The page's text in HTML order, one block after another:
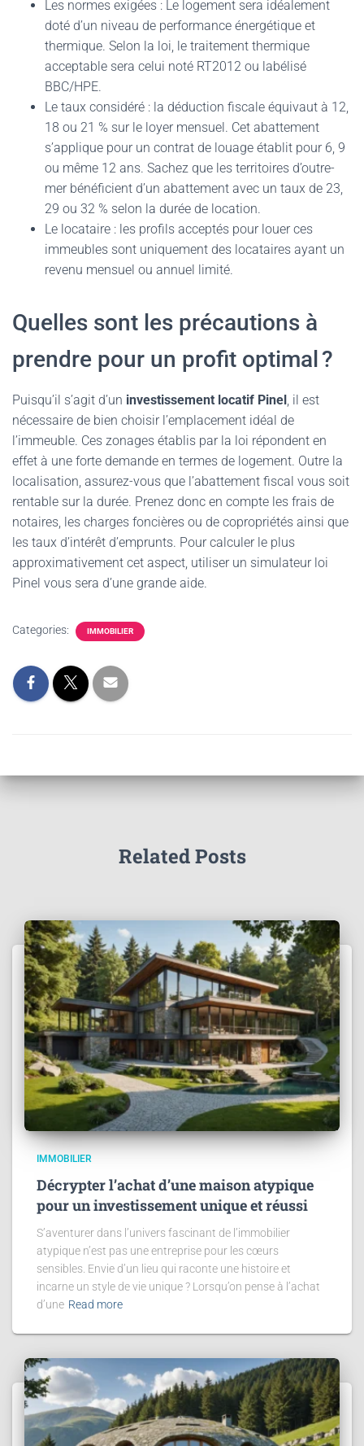
Les normes exigées : Le logement sera idéalement
doté d’un niveau de performance énergétique et
thermique. Selon la loi, le traitement thermique
acceptable sera celui noté RT2012 ou labélisé
BBC/HPE.
Le taux considéré : la déduction fiscale équivaut à 12,
18 ou 21 % sur le loyer mensuel. Cet abattement
s’applique pour un contrat de louage établit pour 6, 9
ou même 12 ans. Sachez que les territoires d’outre-
mer bénéficient d’un abattement avec un taux de 23,
29 ou 32 % selon la durée de location.
Le locataire : les profils acceptés pour louer ces
immeubles sont uniquement des locataires ayant un
revenu mensuel ou annuel limité.
Quelles sont les précautions à
prendre pour un profit optimal ?
Puisqu’il s’agit d’un investissement locatif Pinel, il est
nécessaire de bien choisir l’emplacement idéal de
l’immeuble. Ces zonages établis par la loi répondent en
effet à une forte demande en termes de logement. Outre la
localisation, assurez-vous que l’abattement fiscal vous soit
rentable sur la durée. Prenez donc en compte les frais de
notaires, les charges foncières ou de copropriétés ainsi que
les taux d’intérêt d’emprunts. Pour calculer le plus
approximativement cet aspect, utiliser un simulateur loi
Pinel vous sera d’une grande aide.
Categories: IMMOBILIER
Related Posts
IMMOBILIER
Décrypter l’achat d’une maison atypique
pour un investissement unique et réussi
S’aventurer dans l’univers fascinant de l’immobilier
atypique n’est pas une entreprise pour les cœurs
sensibles. Envie d’un lieu qui raconte une histoire et
incarne un style de vie unique ? Lorsqu’on pense à l’achat
d’une Read more